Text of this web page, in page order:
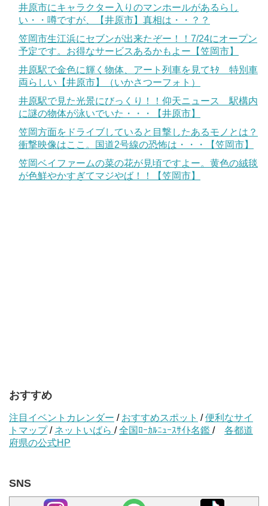
井原市にキャラクター入りのマンホールがあるらし
い・・噂ですが、【井原市】真相は・・？？
笠岡市生江浜にセブンが出来たぞー！！7/24にオープン
予定です。お得なサービスあるかもよー【笠岡市】
井原駅で金色に輝く物体、アート列車を見てｷﾀ 特別車
両らしい【井原市】（いかさつーフォト）
井原駅で見た光景にびっくり！！仰天ニュース 駅構内
に謎の物体が泳いでいた・・・【井原市】
笠岡方面をドライブしていると目撃したあるモノとは？
衝撃映像はここ。国道2号線の恐怖は・・・【笠岡市】
笠岡ベイファームの菜の花が見頃ですよー。黄色の絨毯
が色鮮やかすぎてマジやば！！【笠岡市】
おすすめ
注目イベントカレンダー / おすすめスポット /便利なサイ
トマップ/ ネットいばら /全国ﾛｰｶﾙﾆｭｰｽｻｲﾄ名鑑 / 各都道
府県の公式HP
SNS